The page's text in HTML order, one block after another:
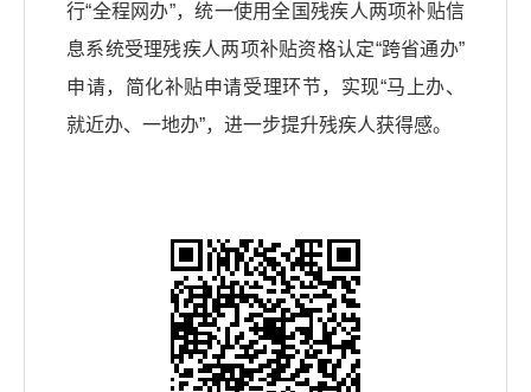
行“全程网办”，统一使用全国残疾人两项补贴信
息系统受理残疾人两项补贴资格认定“跨省通办”
申请，简化补贴申请受理环节，实现“马上办、
就近办、一地办”，进一步提升残疾人获得感。